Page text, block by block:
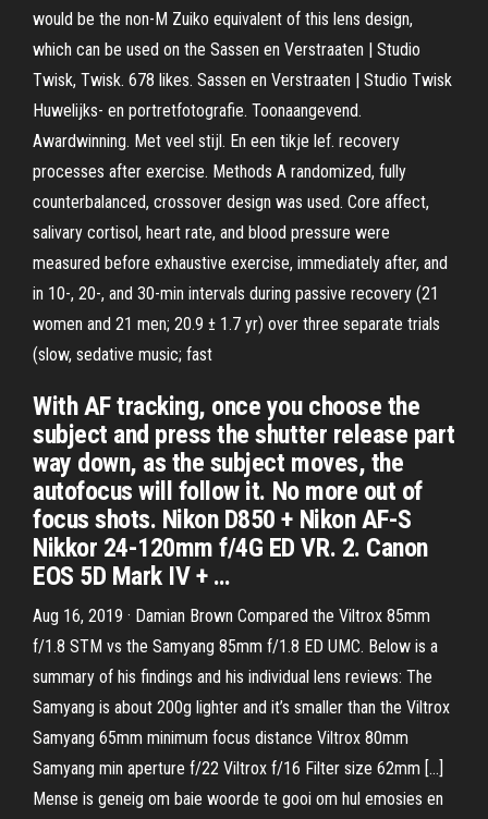
would be the non-M Zuiko equivalent of this lens design,
which can be used on the Sassen en Verstraaten | Studio
Twisk, Twisk. 678 likes. Sassen en Verstraaten | Studio Twisk
Huwelijks- en portretfotografie. Toonaangevend.
Awardwinning. Met veel stijl. En een tikje lef. recovery
processes after exercise. Methods A randomized, fully
counterbalanced, crossover design was used. Core affect,
salivary cortisol, heart rate, and blood pressure were
measured before exhaustive exercise, immediately after, and
in 10-, 20-, and 30-min intervals during passive recovery (21
women and 21 men; 20.9 ± 1.7 yr) over three separate trials
(slow, sedative music; fast
With AF tracking, once you choose the
subject and press the shutter release part
way down, as the subject moves, the
autofocus will follow it. No more out of
focus shots. Nikon D850 + Nikon AF-S
Nikkor 24-120mm f/4G ED VR. 2. Canon
EOS 5D Mark IV + …
Aug 16, 2019 · Damian Brown Compared the Viltrox 85mm
f/1.8 STM vs the Samyang 85mm f/1.8 ED UMC. Below is a
summary of his findings and his individual lens reviews: The
Samyang is about 200g lighter and it’s smaller than the Viltrox
Samyang 65mm minimum focus distance Viltrox 80mm
Samyang min aperture f/22 Viltrox f/16 Filter size 62mm […]
Mense is geneig om baie woorde te gooi om hul emosies en